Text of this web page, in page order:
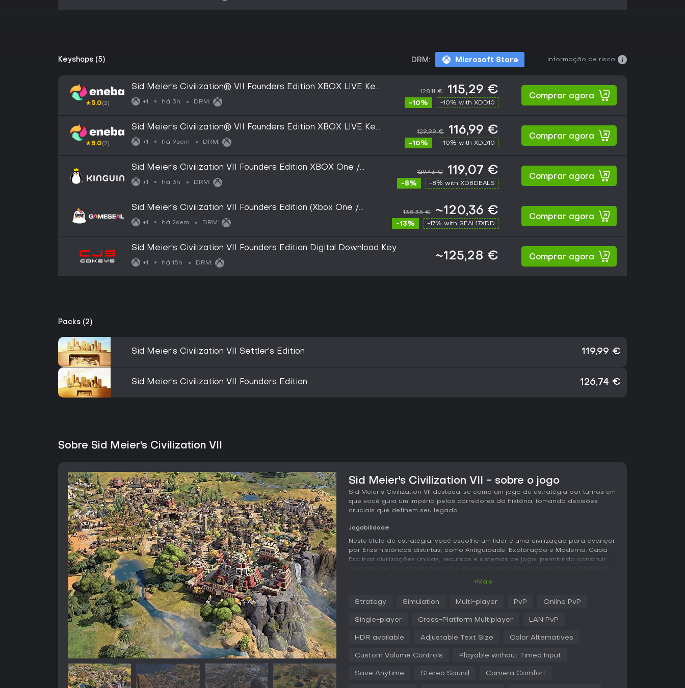
Keyshops (5) DRM: Microsoft Store Informação de risco:
★5.0(2)
Sid Meier's Civilization® VII Founders Edition XBOX LIVE Key
GLOBAL
+1 há 3h DRM:
128,11 € 115,29 €
-10% -10% with XDD10
Comprar agora
★5.0(2)
Sid Meier's Civilization® VII Founders Edition XBOX LIVE Key
EUROPE
+1 há 9sem DRM:
129,99 € 116,99 €
-10% -10% with XDD10
Comprar agora
Sid Meier's Civilization VII Founders Edition XBOX One /
Xbox Series X|S CD Key
+1 há 3h DRM:
129,43 € 119,07 €
-8% -8% with XD8DEALS
Comprar agora
Sid Meier's Civilization VII Founders Edition (Xbox One /
Xbox Series X|S) Xbox Live Key - GLOBAL
+1 há 2sem DRM:
138,35 € ~120,36 €
-13% -17% with SEAL17XDD
Comprar agora
Sid Meier's Civilization VII Founders Edition Digital Download Key
(Xbox One/Series X): Europe (Europe)
+1 há 15h DRM:
~125,28 € Comprar agora
Packs (2)
Sid Meier's Civilization VII Settler's Edition 119,99 €
Sid Meier's Civilization VII Founders Edition 126,74 €
Sobre Sid Meier's Civilization VII
Sid Meier's Civilization VII - sobre o jogo
Sid Meier's Civilization VII destaca-se como um jogo de estratégia por turnos em
que você guia um império pelos corredores da história, tomando decisões
cruciais que definem seu legado.
Jogabilidade
Neste título de estratégia, você escolhe um líder e uma civilização para avançar
por Eras históricas distintas, como Antiguidade, Exploração e Moderna. Cada
Era traz civilizações únicas, recursos e sistemas de jogo, permitindo construir
com opções desbloqueadas por conquistas anteriores. Líderes são
para estratégias personalizadas. É possível aprimorar líderes com atributos
comandantes de exército adicionam profundidade tática ao movimento e ao
construção de maravilhas arquitetônicas e a expansão territorial moldam sua
+Mais
Strategy Simulation Multi-player PvP Online PvP
Single-player Cross-Platform Multiplayer LAN PvP
HDR available Adjustable Text Size Color Alternatives
Custom Volume Controls Playable without Timed Input
Save Anytime Stereo Sound Camera Comfort